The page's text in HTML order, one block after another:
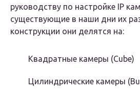
руководству по настройке IP
существующие в наши дни их
конструкции они делятся на:
Квадратные камеры (Cube)
Цилиндрические камеры